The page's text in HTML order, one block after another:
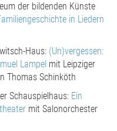
der bildenden Künste
in Liedern
Haus: (Un)vergessen:
Lampel mit Leipziger
Thomas Schinköth
Schauspielhaus: Ein
mit Salonorchester